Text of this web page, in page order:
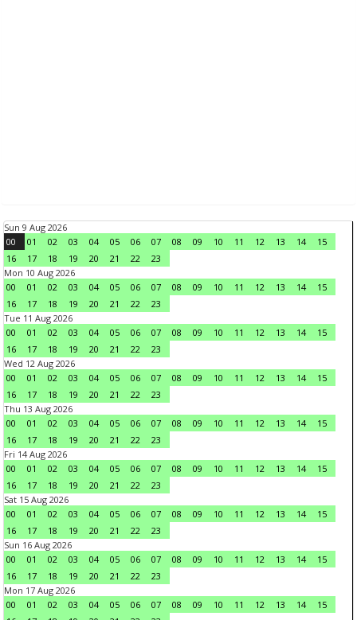
Sun 9 Aug 2026
00
01 02 03 04 05 06 07 08 09 10 11 12 13 14
15
16
17 18 19 20 21 22
23
Mon 10 Aug 2026
00
01 02 03 04 05 06 07 08 09 10 11 12 13 14
15
16
17 18 19 20 21 22
23
Tue 11 Aug 2026
00
01 02 03 04 05 06 07 08 09 10 11 12 13 14
15
16
17 18 19 20 21 22
23
Wed 12 Aug 2026
00
01 02 03 04 05 06 07 08 09 10 11 12 13 14
15
16
17 18 19 20 21 22
23
Thu 13 Aug 2026
00
01 02 03 04 05 06 07 08 09 10 11 12 13 14
15
16
17 18 19 20 21 22
23
Fri 14 Aug 2026
00
01 02 03 04 05 06 07 08 09 10 11 12 13 14
15
16
17 18 19 20 21 22
23
Sat 15 Aug 2026
00
01 02 03 04 05 06 07 08 09 10 11 12 13 14
15
16
17 18 19 20 21 22
23
Sun 16 Aug 2026
00
01 02 03 04 05 06 07 08 09 10 11 12 13 14
15
16
17 18 19 20 21 22
23
Mon 17 Aug 2026
00
01 02 03 04 05 06 07 08 09 10 11 12 13 14
15